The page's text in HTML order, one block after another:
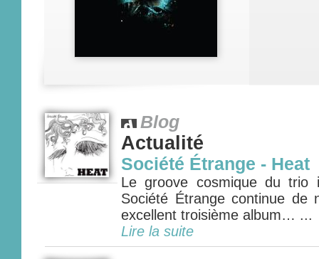
Blog
Actualité
Société Étrange - Heat
Le groove cosmique du trio
Société Étrange continue de
excellent troisième album… ...
Lire la suite